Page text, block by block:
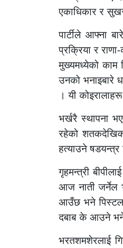
एकाधिकार र
पार्टीले आफ्ना
प्रक्रिया र
मुख्यमध्येको काम
उनको भनाइबारे
। यी
भर्खरै स्थापना
रहेको
हत्याउने षडयन्त्र
गृहमन्त्री
आज नाती जर्नेल
आउँछ भने पिस्टल,
दबाब के आउने भने,
भरतशमशेरलाई